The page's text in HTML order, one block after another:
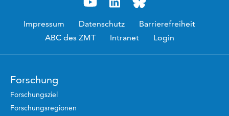
Impressum Datenschutz
Barrierefreiheit
ABC des ZMT
Intranet Login
Forschung
Forschungsziel
Forschungsregionen